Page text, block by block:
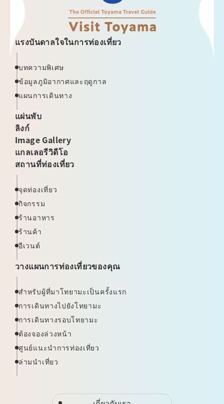
แรงบันดาลใจในการท่องเที่ยว
บทความพิเศษ
ข้อมูลภูมิอากาศและฤดูกาล
แผนการเดินทาง
แผ่นพับ
ลิงก์
Image Gallery
แกลเลอรีวิดีโอ
สถานที่ท่องเที่ยว
จุดท่องเที่ยว
กิจกรรม
ร้านอาหาร
ร้านค้า
อีเวนต์
วางแผนการท่องเที่ยวของคุณ
สำหรับผู้ที่มาโทยามะเป็นครั้งแรก
การเดินทางไปยังโทยามะ
การเดินทางรอบโทยามะ
ต้องจองล่วงหน้า
ศูนย์แนะนำการท่องเที่ยว
ล่ามนำเที่ยว